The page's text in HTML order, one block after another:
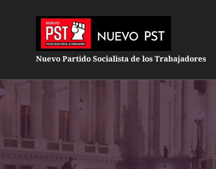
NUEVO PST
Nuevo Partido Socialista de los Trabajadores